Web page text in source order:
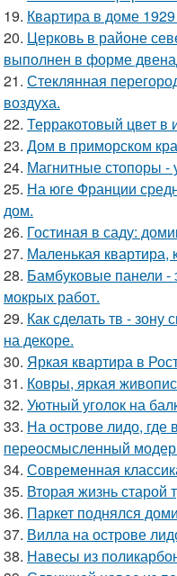
19. Квартира в доме
20. Церковь в районе
выполнен в форме
21. Стеклянная
воздуха.
22. Терракотовый цвет в
23. Дом в приморском
24. Магнитные стопоры -
25. На юге Франции
дом.
26. Гостиная в саду:
27. Маленькая квартира,
28. Бамбуковые панели -
мокрых работ.
29. Как сделать тв -
на декоре.
30. Яркая квартира в
31. Ковры, яркая
32. Уютный уголок на
33. На острове лидо, где
переосмысленный
34. Современная
35. Вторая жизнь старой
36. Паркет поднялся
37. Вилла на острове
38. Навесы из